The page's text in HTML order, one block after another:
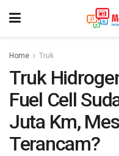
Home Truk
Truk
Fuel Cell
Juta Km,
Terancam?